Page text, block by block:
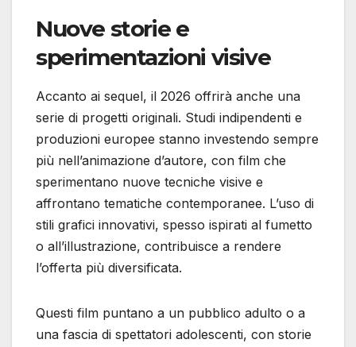
Nuove storie e
sperimentazioni visive
Accanto ai sequel, il 2026 offrirà anche una
serie di progetti originali. Studi indipendenti e
produzioni europee stanno investendo sempre
più nell’animazione d’autore, con film che
sperimentano nuove tecniche visive e
affrontano tematiche contemporanee. L’uso di
stili grafici innovativi, spesso ispirati al fumetto
o all’illustrazione, contribuisce a rendere
l’offerta più diversificata.
Questi film puntano a un pubblico adulto o a
una fascia di spettatori adolescenti, con storie